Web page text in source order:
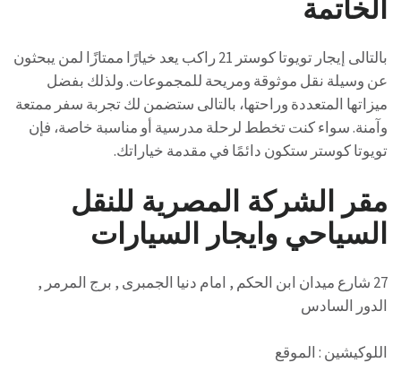
الخاتمة
بالتالى إيجار تويوتا كوستر 21 راكب يعد خيارًا ممتازًا لمن يبحثون
عن وسيلة نقل موثوقة ومريحة للمجموعات. ولذلك بفضل
ميزاتها المتعددة وراحتها، بالتالى ستضمن لك تجربة سفر ممتعة
وآمنة. سواء كنت تخطط لرحلة مدرسية أو مناسبة خاصة، فإن
تويوتا كوستر ستكون دائمًا في مقدمة خياراتك.
مقر الشركة المصرية للنقل
السياحي وايجار السيارات
27 شارع ميدان ابن الحكم , امام دنيا الجمبرى , برج المرمر ,
الدور السادس
اللوكيشين : الموقع